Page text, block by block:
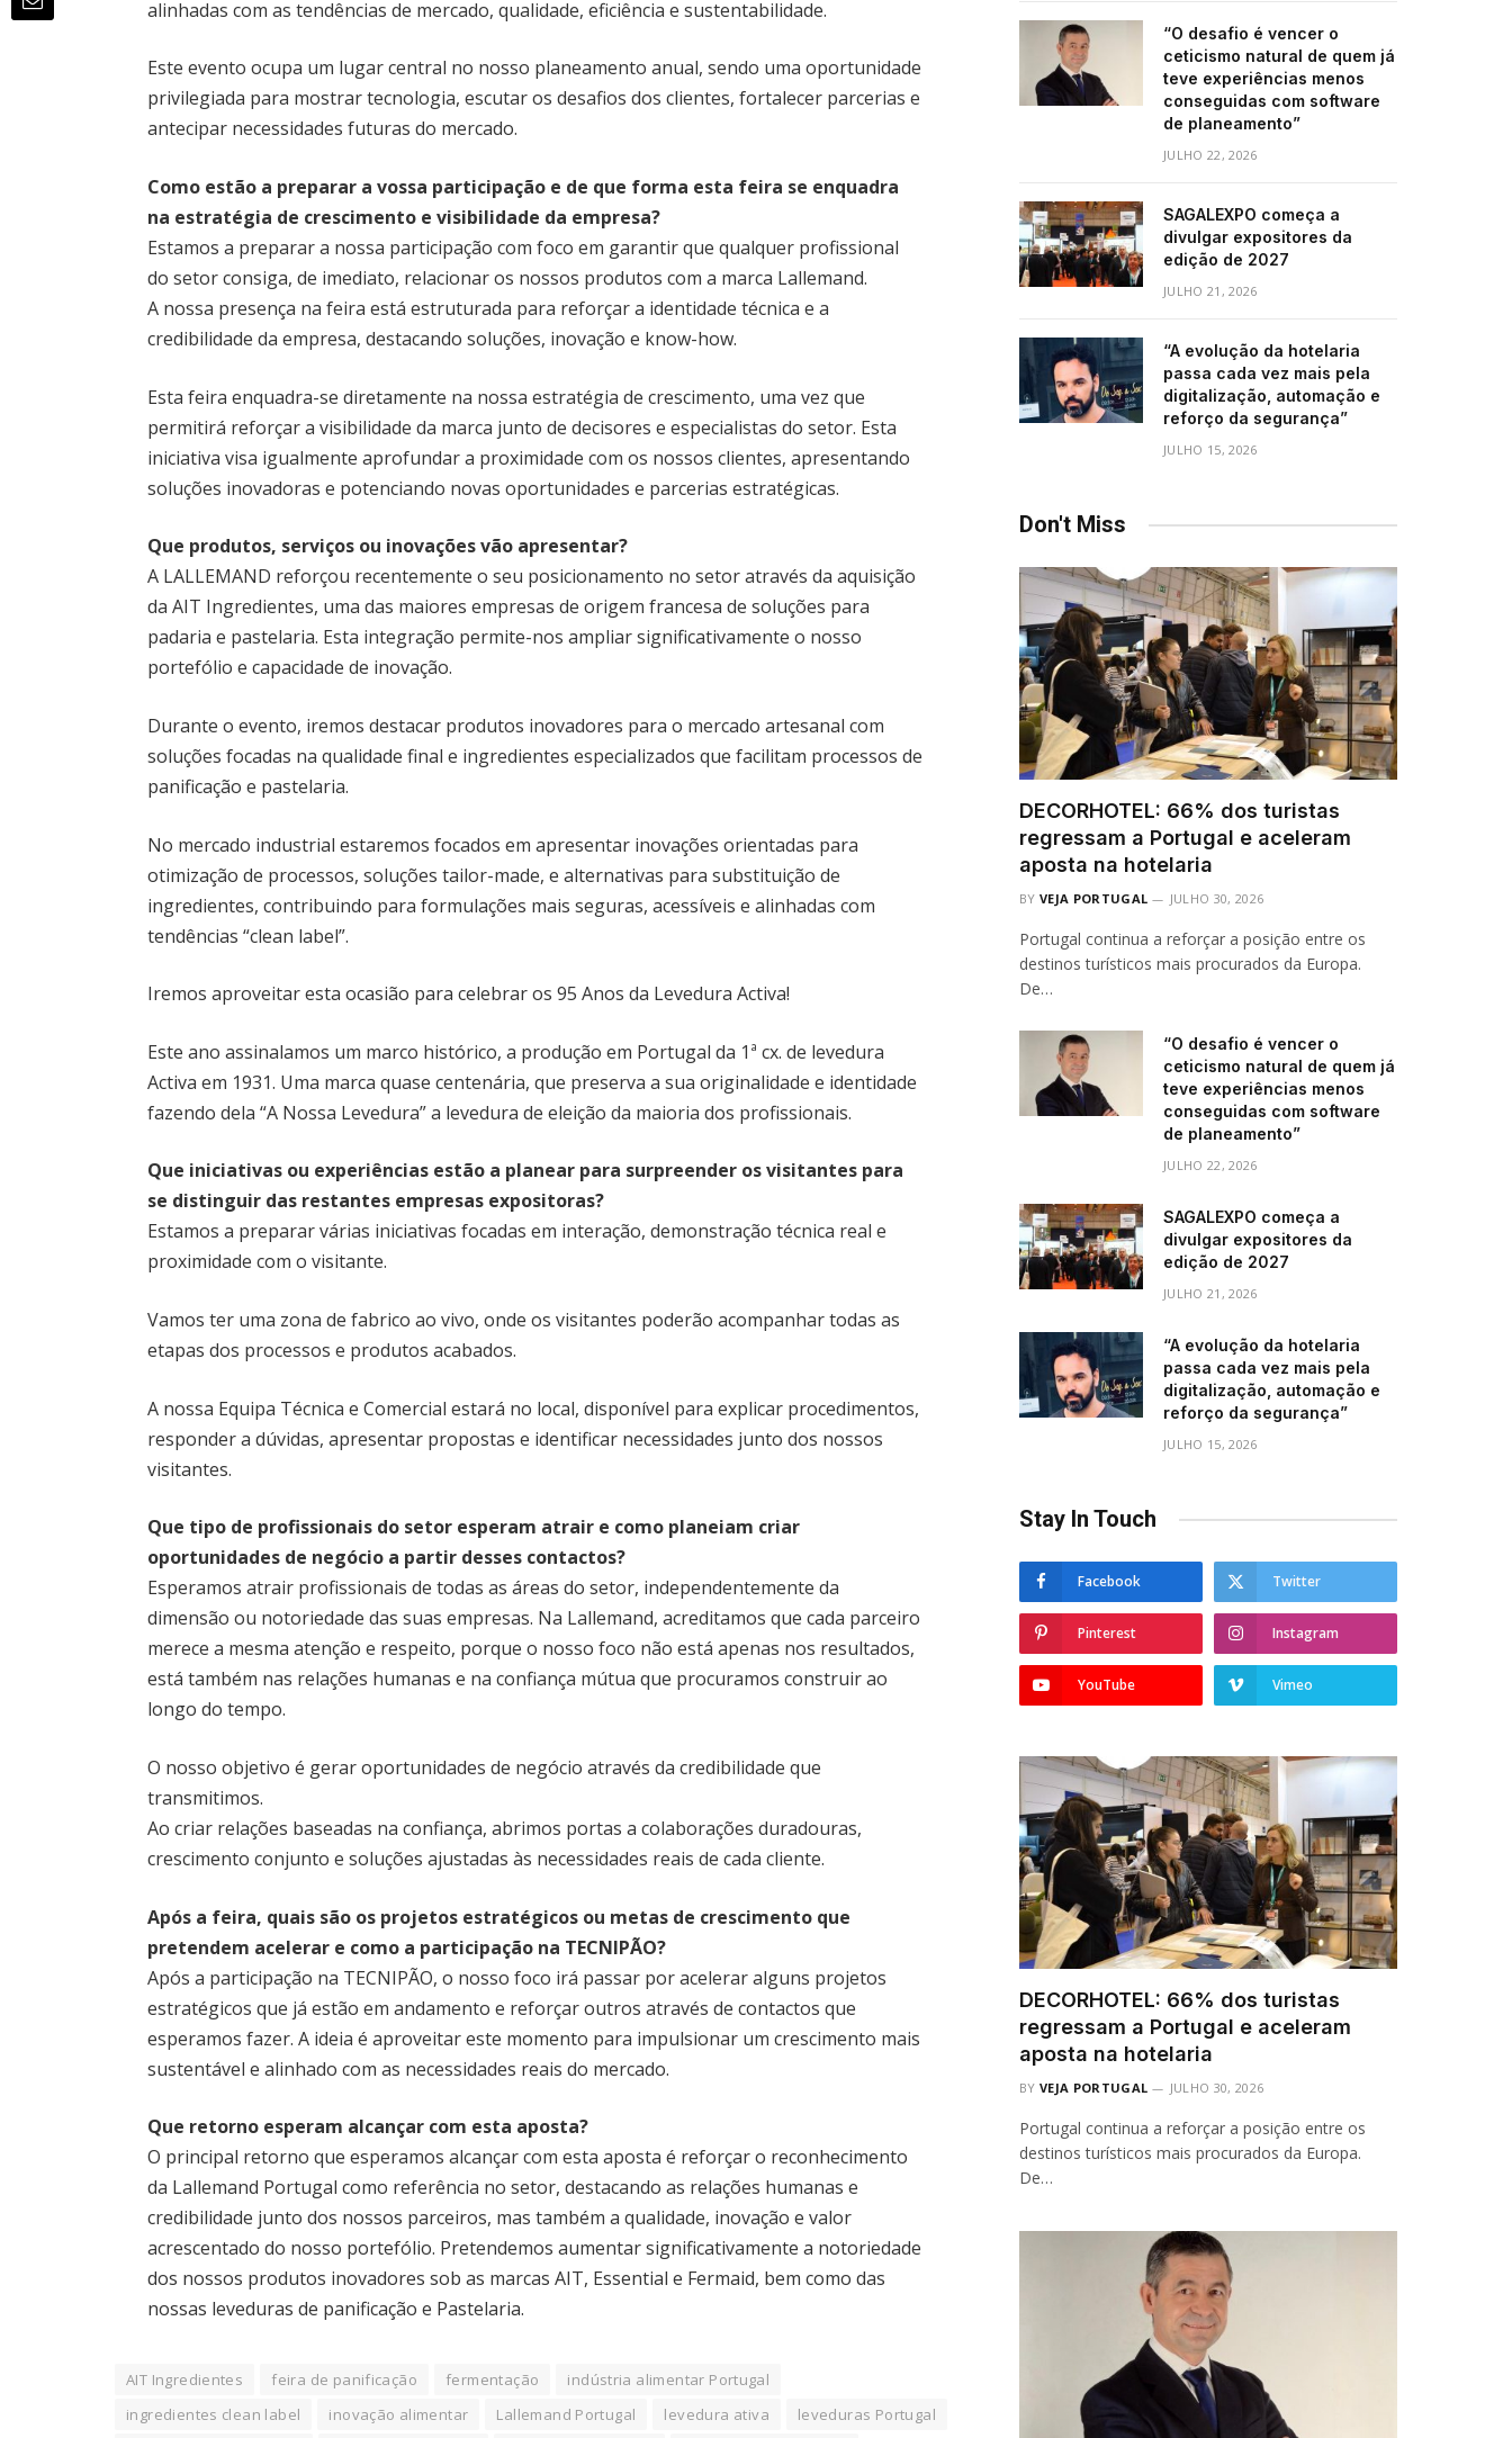
alinhadas com as tendências de mercado, qualidade, eficiência e sustentabilidade.
Este evento ocupa um lugar central no nosso planeamento anual, sendo uma oportunidade
privilegiada para mostrar tecnologia, escutar os desafios dos clientes, fortalecer parcerias e
antecipar necessidades futuras do mercado.
Como estão a preparar a vossa participação e de que forma esta feira se enquadra
na estratégia de crescimento e visibilidade da empresa?
Estamos a preparar a nossa participação com foco em garantir que qualquer profissional
do setor consiga, de imediato, relacionar os nossos produtos com a marca Lallemand.
A nossa presença na feira está estruturada para reforçar a identidade técnica e a
credibilidade da empresa, destacando soluções, inovação e know-how.
Esta feira enquadra-se diretamente na nossa estratégia de crescimento, uma vez que
permitirá reforçar a visibilidade da marca junto de decisores e especialistas do setor. Esta
iniciativa visa igualmente aprofundar a proximidade com os nossos clientes, apresentando
soluções inovadoras e potenciando novas oportunidades e parcerias estratégicas.
Que produtos, serviços ou inovações vão apresentar?
A LALLEMAND reforçou recentemente o seu posicionamento no setor através da aquisição
da AIT Ingredientes, uma das maiores empresas de origem francesa de soluções para
padaria e pastelaria. Esta integração permite-nos ampliar significativamente o nosso
portefólio e capacidade de inovação.
Durante o evento, iremos destacar produtos inovadores para o mercado artesanal com
soluções focadas na qualidade final e ingredientes especializados que facilitam processos de
panificação e pastelaria.
No mercado industrial estaremos focados em apresentar inovações orientadas para
otimização de processos, soluções tailor-made, e alternativas para substituição de
ingredientes, contribuindo para formulações mais seguras, acessíveis e alinhadas com
tendências “clean label”.
Iremos aproveitar esta ocasião para celebrar os 95 Anos da Levedura Activa!
Este ano assinalamos um marco histórico, a produção em Portugal da 1ª cx. de levedura
Activa em 1931. Uma marca quase centenária, que preserva a sua originalidade e identidade
fazendo dela “A Nossa Levedura” a levedura de eleição da maioria dos profissionais.
Que iniciativas ou experiências estão a planear para surpreender os visitantes para
se distinguir das restantes empresas expositoras?
Estamos a preparar várias iniciativas focadas em interação, demonstração técnica real e
proximidade com o visitante.
Vamos ter uma zona de fabrico ao vivo, onde os visitantes poderão acompanhar todas as
etapas dos processos e produtos acabados.
A nossa Equipa Técnica e Comercial estará no local, disponível para explicar procedimentos,
responder a dúvidas, apresentar propostas e identificar necessidades junto dos nossos
visitantes.
Que tipo de profissionais do setor esperam atrair e como planeiam criar
oportunidades de negócio a partir desses contactos?
Esperamos atrair profissionais de todas as áreas do setor, independentemente da
dimensão ou notoriedade das suas empresas. Na Lallemand, acreditamos que cada parceiro
merece a mesma atenção e respeito, porque o nosso foco não está apenas nos resultados,
está também nas relações humanas e na confiança mútua que procuramos construir ao
longo do tempo.
O nosso objetivo é gerar oportunidades de negócio através da credibilidade que
transmitimos.
Ao criar relações baseadas na confiança, abrimos portas a colaborações duradouras,
crescimento conjunto e soluções ajustadas às necessidades reais de cada cliente.
Após a feira, quais são os projetos estratégicos ou metas de crescimento que
pretendem acelerar e como a participação na TECNIPÃO?
Após a participação na TECNIPÃO, o nosso foco irá passar por acelerar alguns projetos
estratégicos que já estão em andamento e reforçar outros através de contactos que
esperamos fazer. A ideia é aproveitar este momento para impulsionar um crescimento mais
sustentável e alinhado com as necessidades reais do mercado.
Que retorno esperam alcançar com esta aposta?
O principal retorno que esperamos alcançar com esta aposta é reforçar o reconhecimento
da Lallemand Portugal como referência no setor, destacando as relações humanas e
credibilidade junto dos nossos parceiros, mas também a qualidade, inovação e valor
acrescentado do nosso portefólio. Pretendemos aumentar significativamente a notoriedade
dos nossos produtos inovadores sob as marcas AIT, Essential e Fermaid, bem como das
nossas leveduras de panificação e Pastelaria.
AIT Ingredientes feira de panificação fermentação
indústria alimentar Portugal
ingredientes clean label
inovação alimentar Lallemand Portugal levedura ativa leveduras Portugal
“O desafio é vencer o
ceticismo natural de quem já
teve experiências menos
conseguidas com software
de planeamento”
JULHO 22, 2026
SAGALEXPO começa a
divulgar expositores da
edição de 2027
JULHO 21, 2026
“A evolução da hotelaria
passa cada vez mais pela
digitalização, automação e
reforço da segurança”
JULHO 15, 2026
Don't Miss
DECORHOTEL: 66% dos turistas
regressam a Portugal e aceleram
aposta na hotelaria
BY VEJA PORTUGAL JULHO 30, 2026
Portugal continua a reforçar a posição entre os
destinos turísticos mais procurados da Europa.
De…
“O desafio é vencer o
ceticismo natural de quem já
teve experiências menos
conseguidas com software
de planeamento”
JULHO 22, 2026
SAGALEXPO começa a
divulgar expositores da
edição de 2027
JULHO 21, 2026
“A evolução da hotelaria
passa cada vez mais pela
digitalização, automação e
reforço da segurança”
JULHO 15, 2026
Stay In Touch
Facebook Twitter
Pinterest Instagram
YouTube Vimeo
DECORHOTEL: 66% dos turistas
regressam a Portugal e aceleram
aposta na hotelaria
BY VEJA PORTUGAL JULHO 30, 2026
Portugal continua a reforçar a posição entre os
destinos turísticos mais procurados da Europa.
De…